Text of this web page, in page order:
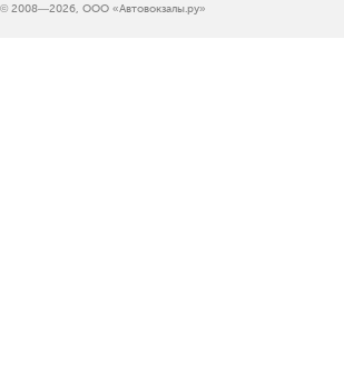
© 2008—2026, ООО «Автовокзалы.ру»